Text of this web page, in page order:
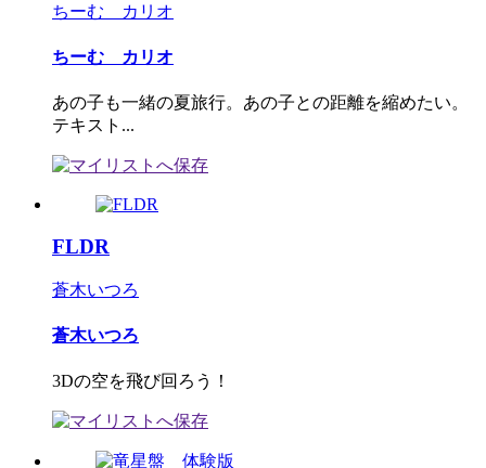
ちーむ カリオ
ちーむ カリオ
あの子も一緒の夏旅行。あの子との距離を縮めたい。
テキスト...
FLDR
蒼木いつろ
蒼木いつろ
3Dの空を飛び回ろう！